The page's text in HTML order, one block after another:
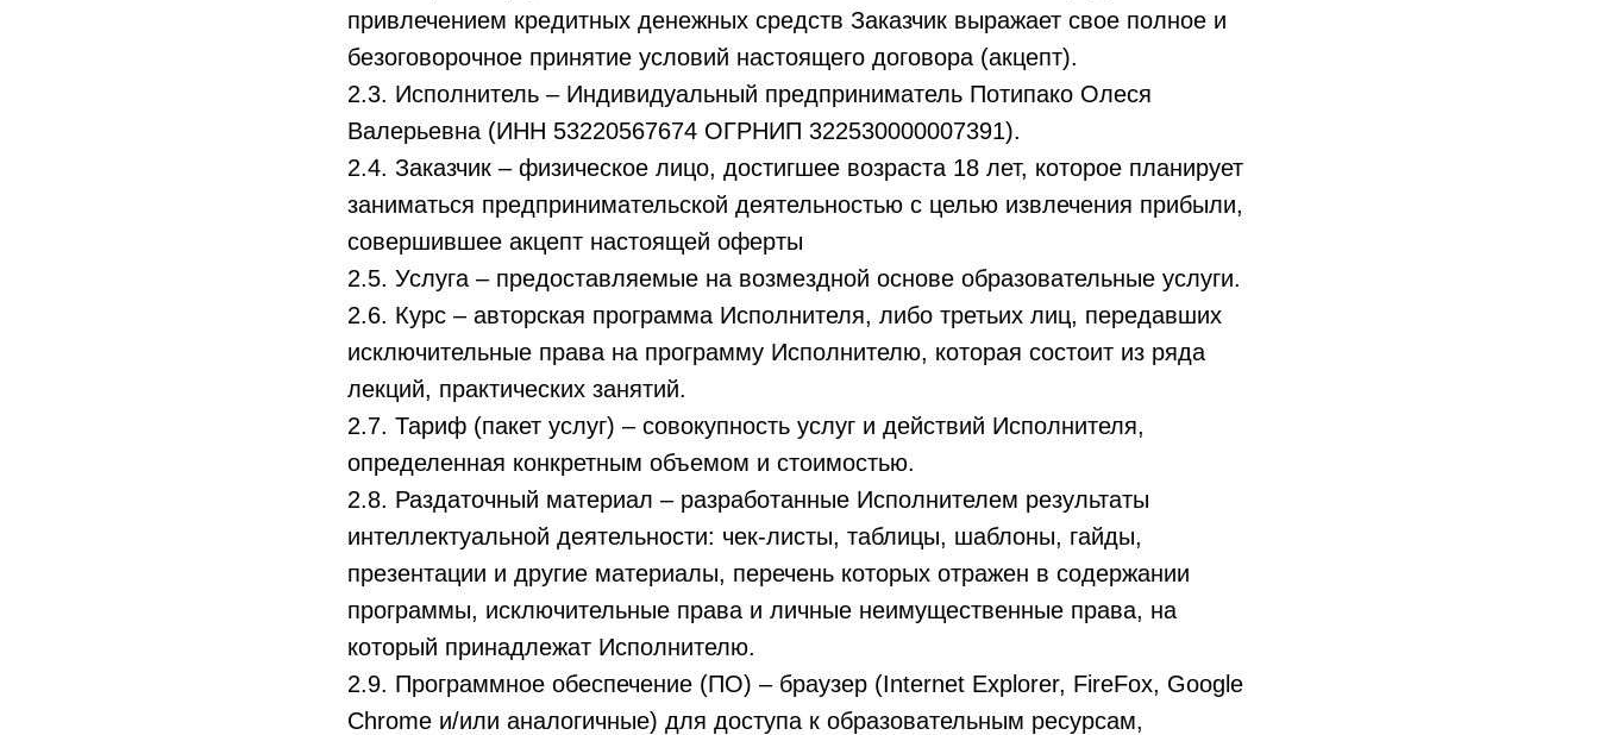
привлечением кредитных денежных средств Заказчик выражает свое полное и
безоговорочное принятие условий настоящего договора (акцепт).
2.3. Исполнитель – Индивидуальный предприниматель Потипако Олеся
Валерьевна (ИНН 53220567674 ОГРНИП 322530000007391).
2.4. Заказчик –физическое лицо, достигшее возраста 18 лет, которое планирует
заниматься предпринимательской деятельностью с целью извлечения прибыли,
совершившее акцепт настоящей оферты
2.5. Услуга – предоставляемые на возмездной основе образовательные услуги.
2.6. Курс – авторская программа Исполнителя, либо третьих лиц, передавших
исключительные права на программу Исполнителю, которая состоит из ряда
лекций, практических занятий.
2.7. Тариф (пакет услуг) – совокупность услуг и действий Исполнителя,
определенная конкретным объемом и стоимостью.
2.8. Раздаточный материал – разработанные Исполнителем результаты
интеллектуальной деятельности: чек-листы, таблицы, шаблоны, гайды,
презентации и другие материалы, перечень которых отражен в содержании
программы, исключительные права и личные неимущественные права, на
который принадлежат Исполнителю.
2.9. Программное обеспечение (ПО) – браузер (Internet Explorer, FireFox, Google
Chrome и/или аналогичные) для доступа к образовательным ресурсам,